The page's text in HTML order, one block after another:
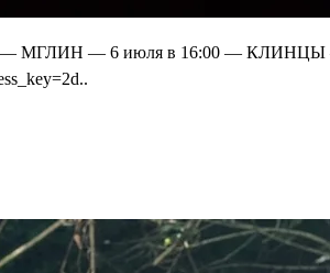
МГЛИН — 6 июля в 16:00 — КЛИНЦЫ —